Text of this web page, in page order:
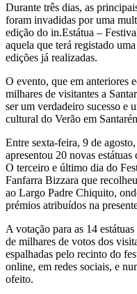
Durante três dias, as
foram invadidas por uma
edição do in.Estátua –
aquela que terá registado
edições já realizadas.
O evento, que em anteriores
milhares de visitantes a
ser um verdadeiro sucesso e
cultural do Verão em
Entre sexta-feira, 9 de
apresentou 20 novas
O terceiro e último dia do
Fanfarra Bizzara que
ao Largo Padre Chiquito,
prémios atribuídos na
A votação para as 14
de milhares de votos dos
espalhadas pelo recinto do
online, em redes sociais, e
ofeito.